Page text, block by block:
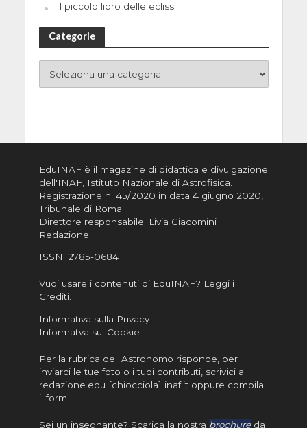
Il piccolo libro delle eclissi
Categorie
EduINAF è il magazine di didattica e divulgazione
dell'INAF, Istituto Nazionale di Astrofisica
Registrazione n. 45/2020 in data 4 giugno 2020,
Tribunale di Roma
Direttore responsabile: Livia Giacomini
Redazione
ISSN: 2785-0684
Vuoi usare i contenuti di EduINAF? Leggi i
Crediti.
Informativa sulla Privacy
Informatva sui Cookie
Per la rubrica de l'Astronomo risponde, per
inviarci le tue foto o i tuoi contributi, scrivici a
redazione.edu [chiocciola] inaf.it oppure compila
il form
Sei un insegnante? Scarica la nostra brochureda